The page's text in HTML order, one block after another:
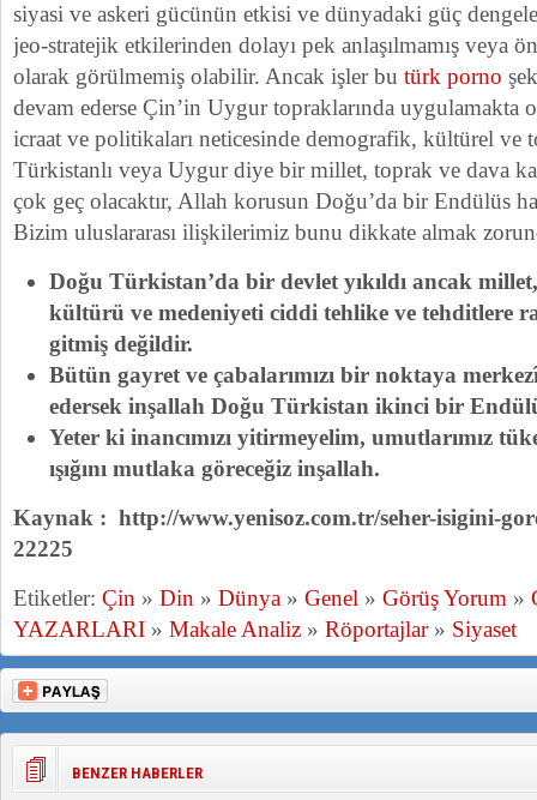
siyasi ve askeri gücünün etkisi ve dünyadaki güç
jeo-stratejik etkilerinden dolayı pek anlaşılmamış veya
olarak görülmemiş olabilir. Ancak işler bu türk porno
devam ederse Çin’in Uygur topraklarında uygulamakta
icraat ve politikaları neticesinde demografik, kültürel ve
Türkistanlı veya Uygur diye bir millet, toprak ve dava
çok geç olacaktır, Allah korusun Doğu’da bir Endülüs
Bizim uluslararası ilişkilerimiz bunu dikkate almak
Doğu Türkistan’da bir devlet yıkıldı ancak
kültürü ve medeniyeti ciddi tehlike ve tehditlere
gitmiş değildir.
Bütün gayret ve çabalarımızı bir noktaya
edersek inşallah Doğu Türkistan ikinci bir
Yeter ki inancımızı yitirmeyelim, umutlarımız
ışığını mutlaka göreceğiz inşallah.
Kaynak : http://www.yenisoz.com.tr/seher-isigini-
22225
Etiketler: Çin » Din » Dünya » Genel » Görüş Yorum »
YAZARLARI » Makale Analiz » Röportajlar» Siyaset
BENZER HABERLER